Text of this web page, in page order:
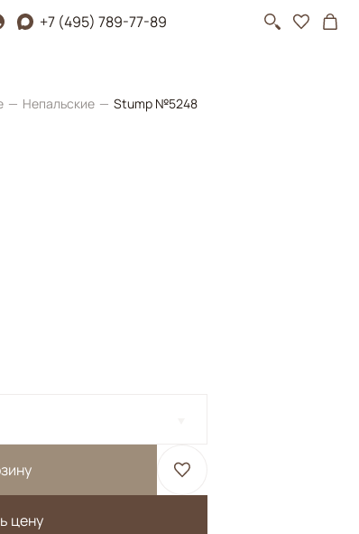
+7 (495) 789-77-89
Непальские Stump №5248
цену